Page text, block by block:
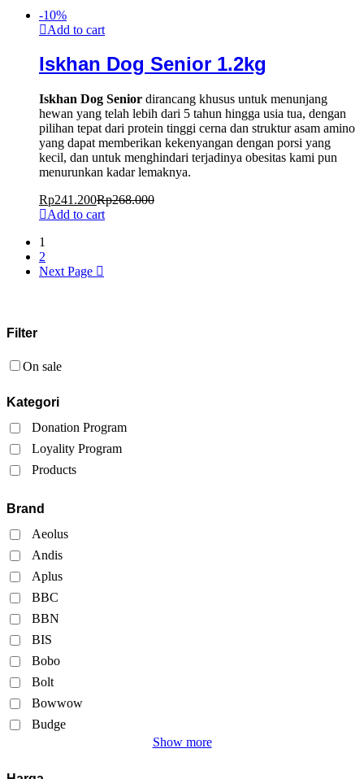
-10%
Add to cart
Iskhan Dog Senior 1.2kg
Iskhan Dog Senior dirancang khusus untuk menunjang
hewan yang telah lebih dari 5 tahun hingga usia tua, dengan
pilihan tepat dari protein tinggi cerna dan struktur asam amino
yang dapat memberikan kekenyangan dengan porsi yang
kecil, dan untuk menghindari terjadinya obesitas kami pun
menurunkan kadar lemaknya.
Rp241.200Rp268.000
Add to cart
1
2
Next Page
Filter
On sale
Kategori
Donation Program
Loyality Program
Products
Brand
Aeolus
Andis
Aplus
BBC
BBN
BIS
Bobo
Bolt
Bowwow
Budge
Show more